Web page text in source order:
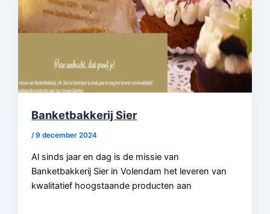
Banketbakkerij Sier
/9 december 2024
Al sinds jaar en dag is de missie van
Banketbakkerij Sier in Volendam het leveren van
kwalitatief hoogstaande producten aan